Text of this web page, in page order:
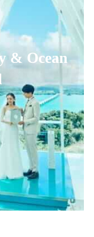
& Ocean